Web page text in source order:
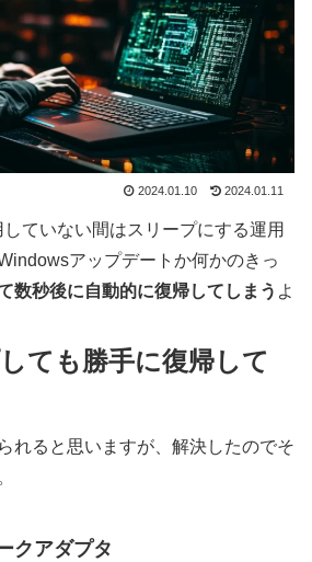
2024.01.10 2024.01.11
ていない間はスリープにする運用
アップデートか何かのきっ
数秒後に自動的に復帰してしまう よ
ても勝手に復帰して
れると思いますが、解決したのでそ
クアダプタ